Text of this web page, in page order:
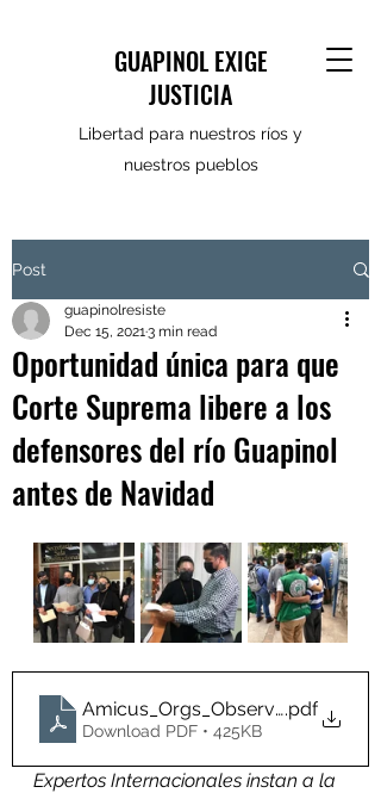
GUAPINOL EXIGE
JUSTICIA
Libertad para nuestros ríos y
nuestros pueblos
Post
Oportunidad única para que
Corte Suprema libere a los
defensores del río Guapinol
antes de Navidad
guapinolresiste
Dec 15, 20213 min read
.pdf
Download PDF • 425KB
Expertos Internacionales instan a la